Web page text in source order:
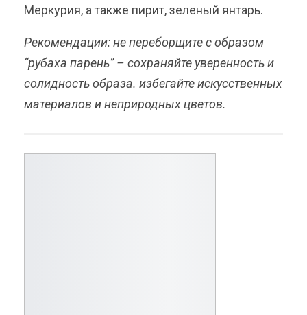
Меркурия, а также пирит, зеленый янтарь.
Рекомендации: не переборщите с образом
“рубаха парень” – сохраняйте уверенность и
солидность образа. избегайте искусственных
материалов и неприродных цветов.